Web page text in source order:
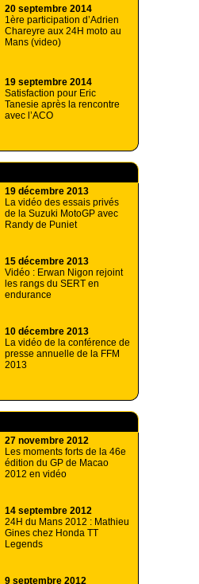
20 septembre 2014
1ère participation d’Adrien
Chareyre aux 24H moto au
Mans (video)
19 septembre 2014
Satisfaction pour Eric
Tanesie après la rencontre
avec l’ACO
19 décembre 2013
La vidéo des essais privés
de la Suzuki MotoGP avec
Randy de Puniet
15 décembre 2013
Vidéo : Erwan Nigon rejoint
les rangs du SERT en
endurance
10 décembre 2013
La vidéo de la conférence de
presse annuelle de la FFM
2013
27 novembre 2012
Les moments forts de la 46e
édition du GP de Macao
2012 en vidéo
14 septembre 2012
24H du Mans 2012 : Mathieu
Gines chez Honda TT
Legends
9 septembre 2012